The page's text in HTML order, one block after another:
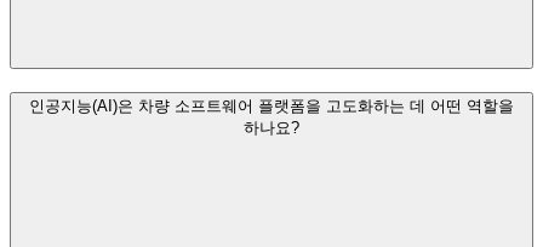
인공지능(AI)은 차량 소프트웨어 플랫폼을 고도화하는 데 어떤 역할을
하나요?